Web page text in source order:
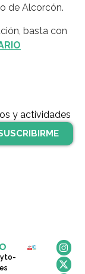
de Alcorcón.
basta con
y actividades